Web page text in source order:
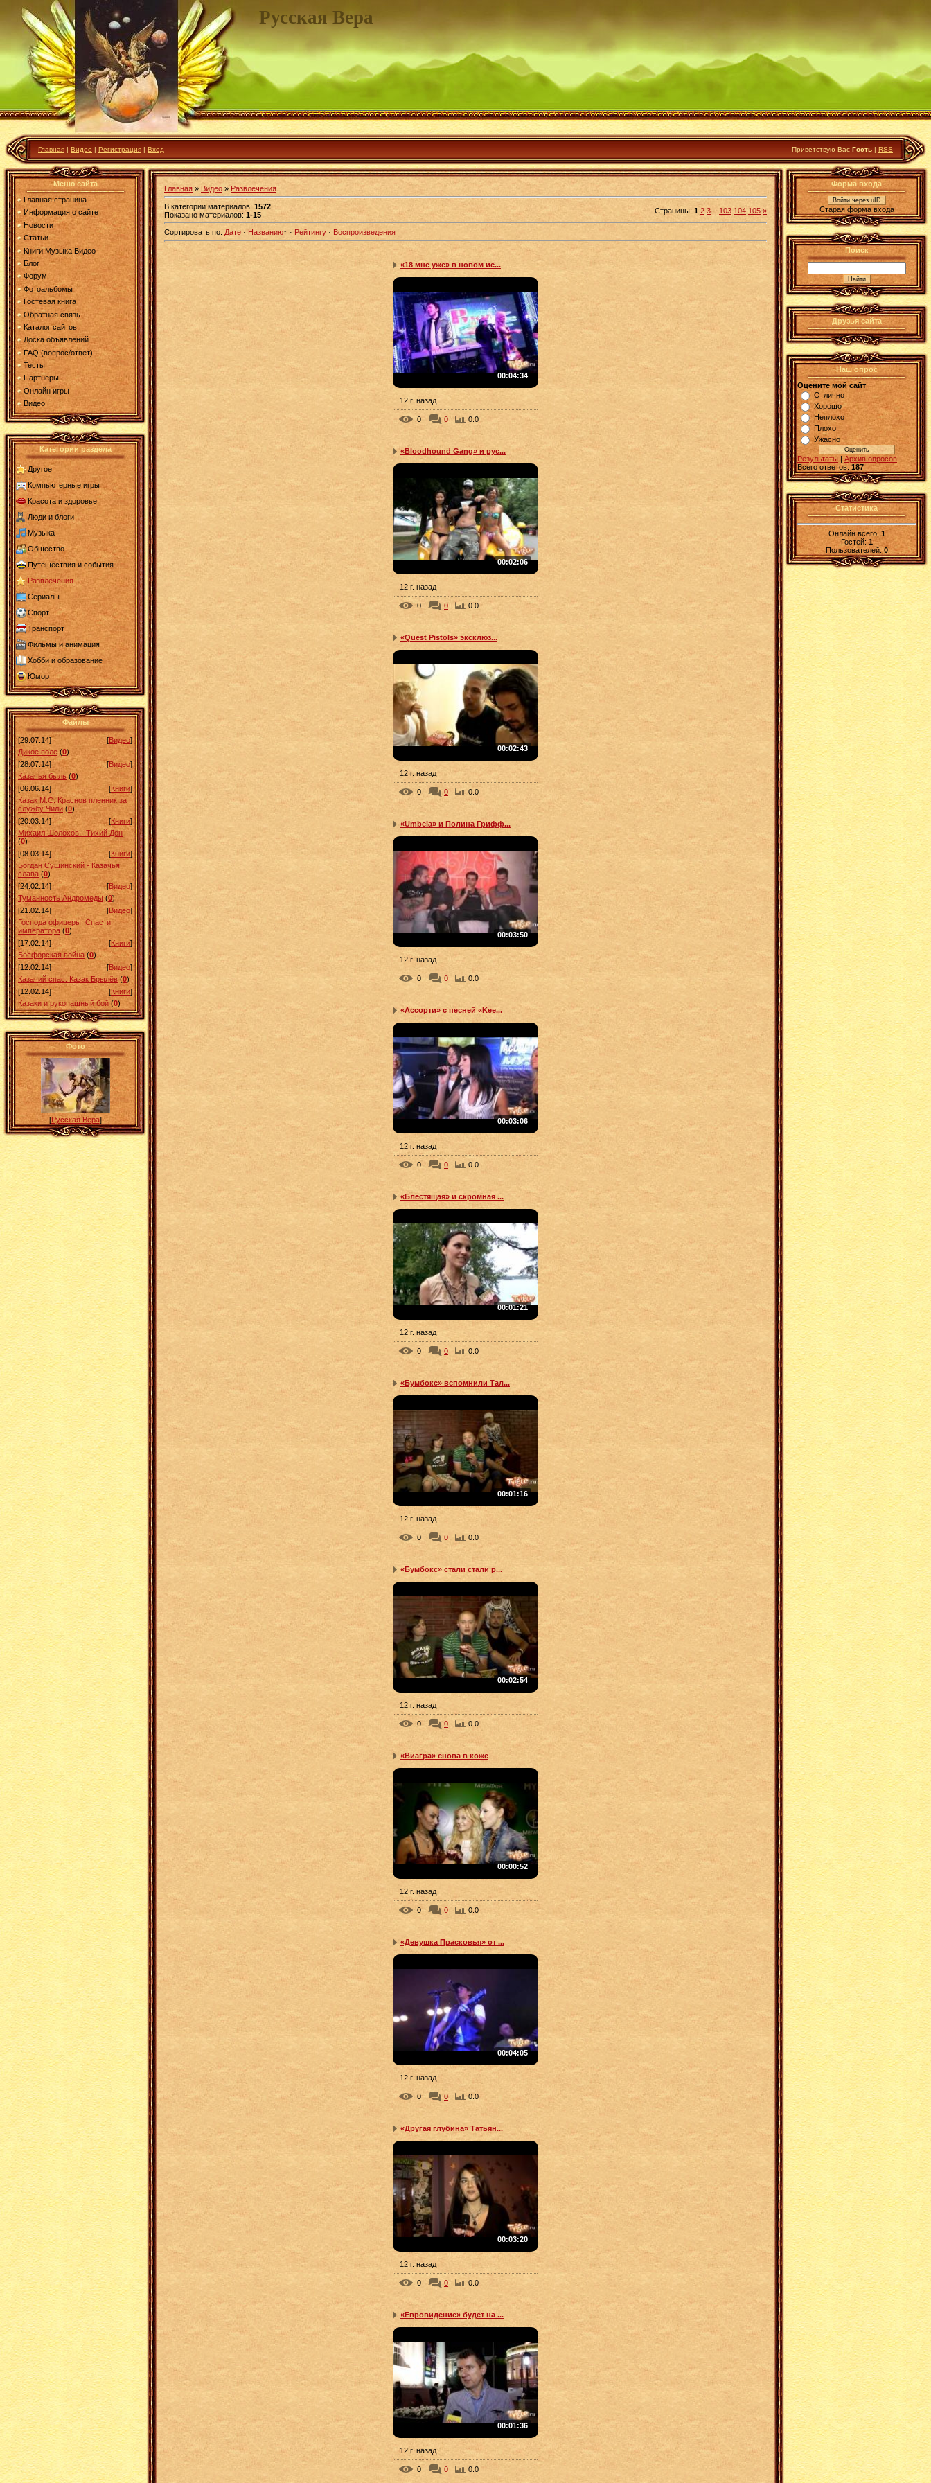
Русская Вера
Главная | Видео | Регистрация | Вход Приветствую Вас Гость | RSS
Меню сайта
Главная страница
Информация о сайте
Новости
Статьи
Книги Музыка Видео
Блог
Форум
Фотоальбомы
Гостевая книга
Обратная связь
Каталог сайтов
Доска объявлений
FAQ (вопрос/ответ)
Тесты
Партнеры
Онлайн игры
Видео
Категории раздела
Другое
Компьютерные игры
Красота и здоровье
Люди и блоги
Музыка
Общество
Путешествия и события
Развлечения
Сериалы
Спорт
Транспорт
Фильмы и анимация
Хобби и образование
Юмор
Файлы
[29.07.14] [Видео]
Дикое поле (0)
[28.07.14]
[Видео]
Казачья быль (0)
[06.06.14]
[Книги]
Казак М.С. Краснов пленник за
службу Чили (0)
[20.03.14]
[Книги]
Михаил Шолохов - Тихий Дон
(0)
[08.03.14]
[Книги]
Богдан Сушинский - Казачья
слава (0)
[24.02.14]
[Видео]
Туманность Андромеды (0)
[21.02.14]
[Видео]
Господа офицеры. Спасти
императора (0)
[17.02.14]
[Книги]
Босфорская война (0)
[12.02.14]
[Видео]
Казачий спас. Казак Брылёв (0)
[12.02.14]
[Книги]
Казаки и рукопашный бой (0)
Фото
[Русская Вера]
Главная » Видео» Развлечения
В категории материалов: 1572
Показано материалов: 1-15 Страницы: 1 2 3 103 104 105 »
Сортировать по: Дате · Названию↑ · Рейтингу · Воспроизведения
«18 мне уже» в новом ис...
00:04:34
12 г. назад
0 0 0.0
«Bloodhound Gang» и рус...
00:02:06
12 г. назад
0 0 0.0
«Quest Pistols» эксклюз...
00:02:43
12 г. назад
0 0 0.0
«Umbela» и Полина Грифф...
00:03:50
12 г. назад
0 0 0.0
«Ассорти» с песней «Kee...
00:03:06
12 г. назад
0 0 0.0
«Блестящая» и скромная ...
00:01:21
12 г. назад
0 0 0.0
«Бумбокс» вспомнили Тал...
00:01:16
12 г. назад
0 0 0.0
«Бумбокс» стали стали р...
00:02:54
12 г. назад
0 0 0.0
«Виагра» снова в коже
00:00:52
12 г. назад
0 0 0.0
«Девушка Прасковья» от ...
00:04:05
12 г. назад
0 0 0.0
«Другая глубина» Татьян...
00:03:20
12 г. назад
0 0 0.0
«Евровидение» будет на ...
00:01:36
12 г. назад
0 0 0.0
Форма входа
Войти через uID
Старая форма входа
Поиск
Друзья сайта
Наш опрос
Оцените мой сайт
Отлично
Хорошо
Неплохо
Плохо
Ужасно
Результаты | Архив опросов
Всего ответов: 187
Статистика
Онлайн всего:1
Гостей:1
Пользователей: 0